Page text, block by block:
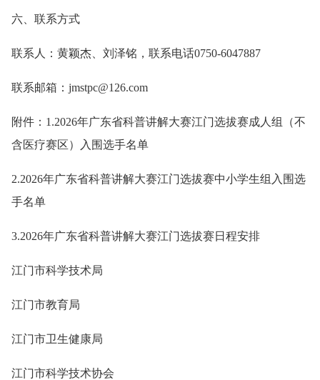
六、联系方式
联系人：黄颖杰、刘泽铭，联系电话0750-6047887
联系邮箱：jmstpc@126.com
附件：1.2026年广东省科普讲解大赛江门选拔赛成人组（不
含医疗赛区）入围选手名单
2.2026年广东省科普讲解大赛江门选拔赛中小学生组入围选
手名单
3.2026年广东省科普讲解大赛江门选拔赛日程安排
江门市科学技术局
江门市教育局
江门市卫生健康局
江门市科学技术协会